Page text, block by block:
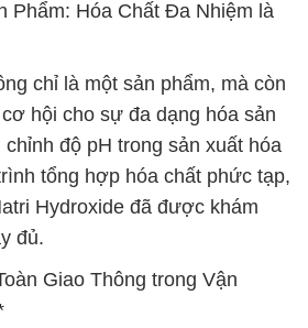
Phẩm: Hóa Chất Đa Nhiệm là
chỉ là một sản phẩm, mà còn
hội cho sự đa dạng hóa sản
độ pH trong sản xuất hóa
tổng hợp hóa chất phức tạp,
Hydroxide đã được khám
đủ.
Giao Thông trong Vận